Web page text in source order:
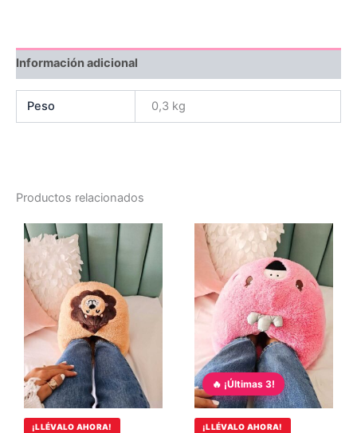
Información adicional
Peso 0,3 kg
Productos relacionados
¡LLÉVALO AHORA!
Original
price
was:
$90.000.
Current
price
$25.000.
🔥 ¡Últimas 3!
¡LLÉVALO AHORA!
Original
price
was:
$90.000.
Current
price
$25.000.